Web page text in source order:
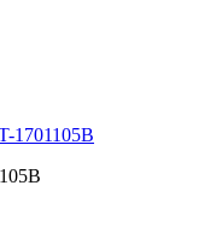
1701105B